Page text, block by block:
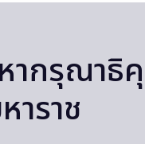
ากรุณาธิ
าราช